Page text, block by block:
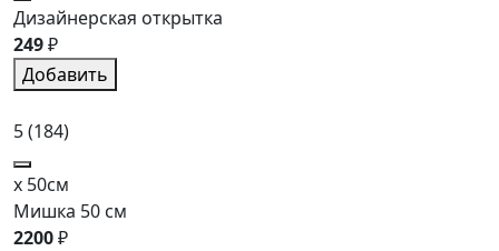
Дизайнерская открытка
249₽
Добавить
5(184)
x 50см
Мишка 50 см
2200₽